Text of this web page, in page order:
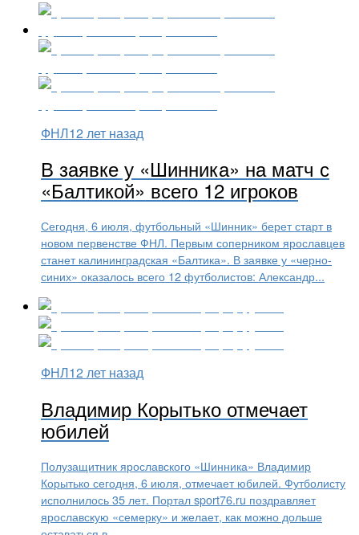
ФНЛ12 лет назад
В заявке у «Шинника» на матч с
«Балтикой» всего 12 игроков
Сегодня, 6 июля, футбольный «Шинник» берет старт в
новом первенстве ФНЛ. Первым соперником ярославцев
станет калининградская «Балтика». В заявке у «черно-
синих» оказалось всего 12 футболистов: Александр...
ФНЛ12 лет назад
Владимир Корытько отмечает
юбилей
Полузащитник ярославского «Шинника» Владимир
Корытько сегодня, 6 июля, отмечает юбилей. Футболисту
исполнилось 35 лет. Портал sport76.ru поздравляет
ярославскую «семерку» и желает, как можно дольше